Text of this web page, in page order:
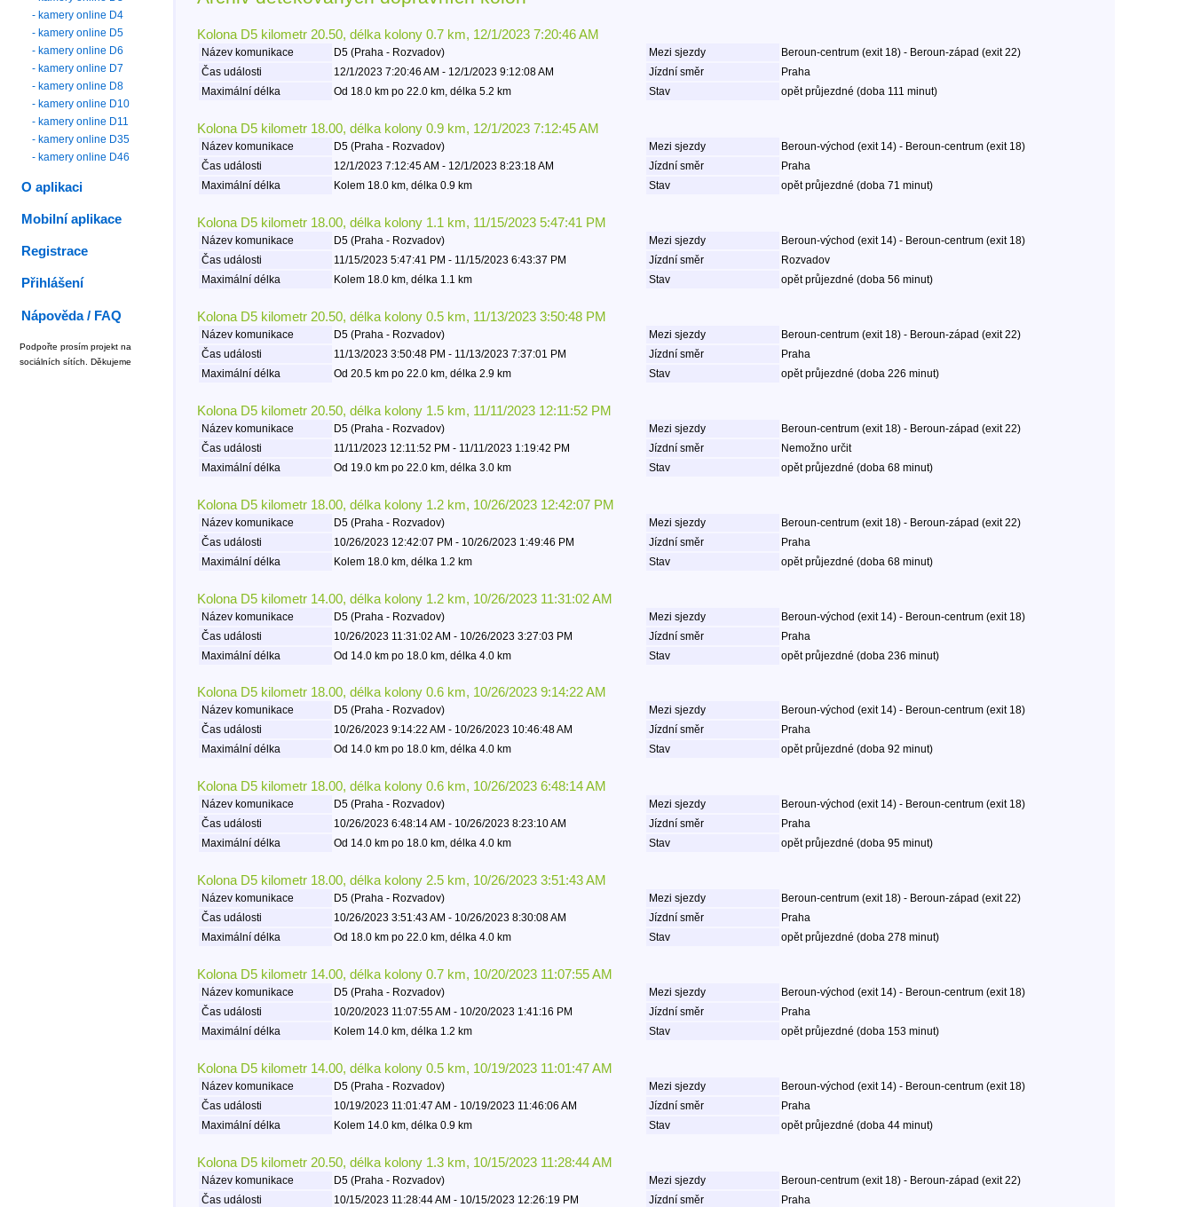
Kolona D5 kilometr 20.50, délka kolony 0.7 km, 12/1/2023 7:20:46 AM
Název komunikace D5 (Praha - Rozvadov) Mezi sjezdy
Beroun-centrum (exit 18) - Beroun-západ (exit 22)
Čas události
12/1/2023 7:20:46 AM - 12/1/2023 9:12:08 AM Jízdní směr
Praha
Maximální délka
Od 18.0 km po 22.0 km, délka 5.2 km Stav opět průjezdné (doba 111 minut)
Kolona D5 kilometr 18.00, délka kolony 0.9 km, 12/1/2023 7:12:45 AM
Název komunikace D5 (Praha - Rozvadov) Mezi sjezdy
Beroun-východ (exit 14) - Beroun-centrum (exit 18)
Čas události
12/1/2023 7:12:45 AM - 12/1/2023 8:23:18 AM Jízdní směr
Praha
Maximální délka
Kolem 18.0 km, délka 0.9 km Stav opět průjezdné (doba 71 minut)
Kolona D5 kilometr 18.00, délka kolony 1.1 km, 11/15/2023 5:47:41 PM
Název komunikace D5 (Praha - Rozvadov) Mezi sjezdy
Beroun-východ (exit 14) - Beroun-centrum (exit 18)
Čas události
11/15/2023 5:47:41 PM - 11/15/2023 6:43:37 PM Jízdní směr
Rozvadov
Maximální délka
Kolem 18.0 km, délka 1.1 km Stav opět průjezdné (doba 56 minut)
Kolona D5 kilometr 20.50, délka kolony 0.5 km, 11/13/2023 3:50:48 PM
Název komunikace D5 (Praha - Rozvadov) Mezi sjezdy
Beroun-centrum (exit 18) - Beroun-západ (exit 22)
Čas události
11/13/2023 3:50:48 PM - 11/13/2023 7:37:01 PM Jízdní směr
Praha
Maximální délka
Od 20.5 km po 22.0 km, délka 2.9 km Stav opět průjezdné (doba 226 minut)
Kolona D5 kilometr 20.50, délka kolony 1.5 km, 11/11/2023 12:11:52 PM
Název komunikace D5 (Praha - Rozvadov) Mezi sjezdy
Beroun-centrum (exit 18) - Beroun-západ (exit 22)
Čas události
11/11/2023 12:11:52 PM - 11/11/2023 1:19:42 PM Jízdní směr
Nemožno určit
Maximální délka
Od 19.0 km po 22.0 km, délka 3.0 km Stav opět průjezdné (doba 68 minut)
Kolona D5 kilometr 18.00, délka kolony 1.2 km, 10/26/2023 12:42:07 PM
Název komunikace D5 (Praha - Rozvadov) Mezi sjezdy
Beroun-centrum (exit 18) - Beroun-západ (exit 22)
Čas události
10/26/2023 12:42:07 PM - 10/26/2023 1:49:46 PM Jízdní směr
Praha
Maximální délka
Kolem 18.0 km, délka 1.2 km Stav opět průjezdné (doba 68 minut)
Kolona D5 kilometr 14.00, délka kolony 1.2 km, 10/26/2023 11:31:02 AM
Název komunikace D5 (Praha - Rozvadov) Mezi sjezdy
Beroun-východ (exit 14) - Beroun-centrum (exit 18)
Čas události
10/26/2023 11:31:02 AM - 10/26/2023 3:27:03 PM Jízdní směr
Praha
Maximální délka
Od 14.0 km po 18.0 km, délka 4.0 km Stav opět průjezdné (doba 236 minut)
Kolona D5 kilometr 18.00, délka kolony 0.6 km, 10/26/2023 9:14:22 AM
Název komunikace D5 (Praha - Rozvadov) Mezi sjezdy
Beroun-východ (exit 14) - Beroun-centrum (exit 18)
Čas události
10/26/2023 9:14:22 AM - 10/26/2023 10:46:48 AM Jízdní směr
Praha
Maximální délka
Od 14.0 km po 18.0 km, délka 4.0 km Stav opět průjezdné (doba 92 minut)
Kolona D5 kilometr 18.00, délka kolony 0.6 km, 10/26/2023 6:48:14 AM
Název komunikace D5 (Praha - Rozvadov) Mezi sjezdy
Beroun-východ (exit 14) - Beroun-centrum (exit 18)
Čas události
10/26/2023 6:48:14 AM - 10/26/2023 8:23:10 AM Jízdní směr
Praha
Maximální délka
Od 14.0 km po 18.0 km, délka 4.0 km Stav opět průjezdné (doba 95 minut)
Kolona D5 kilometr 18.00, délka kolony 2.5 km, 10/26/2023 3:51:43 AM
Název komunikace D5 (Praha - Rozvadov) Mezi sjezdy
Beroun-centrum (exit 18) - Beroun-západ (exit 22)
Čas události
10/26/2023 3:51:43 AM - 10/26/2023 8:30:08 AM Jízdní směr
Praha
Maximální délka
Od 18.0 km po 22.0 km, délka 4.0 km Stav opět průjezdné (doba 278 minut)
Kolona D5 kilometr 14.00, délka kolony 0.7 km, 10/20/2023 11:07:55 AM
Název komunikace D5 (Praha - Rozvadov) Mezi sjezdy
Beroun-východ (exit 14) - Beroun-centrum (exit 18)
Čas události
10/20/2023 11:07:55 AM - 10/20/2023 1:41:16 PM Jízdní směr
Praha
Maximální délka
Kolem 14.0 km, délka 1.2 km Stav opět průjezdné (doba 153 minut)
Kolona D5 kilometr 14.00, délka kolony 0.5 km, 10/19/2023 11:01:47 AM
Název komunikace D5 (Praha - Rozvadov) Mezi sjezdy
Beroun-východ (exit 14) - Beroun-centrum (exit 18)
Čas události
10/19/2023 11:01:47 AM - 10/19/2023 11:46:06 AM Jízdní směr
Praha
Maximální délka
Kolem 14.0 km, délka 0.9 km Stav opět průjezdné (doba 44 minut)
Kolona D5 kilometr 20.50, délka kolony 1.3 km, 10/15/2023 11:28:44 AM
Název komunikace D5 (Praha - Rozvadov) Mezi sjezdy
Beroun-centrum (exit 18) - Beroun-západ (exit 22)
Čas události
10/15/2023 11:28:44 AM - 10/15/2023 12:26:19 PM Jízdní směr
Praha
- kamery online D4
- kamery online D5
- kamery online D6
- kamery online D7
- kamery online D8
- kamery online D10
- kamery online D11
- kamery online D35
- kamery online D46
O aplikaci
Mobilní aplikace
Registrace
Přihlášení
Nápověda / FAQ
Podpořte prosím projekt na
sociálních sítích. Děkujeme